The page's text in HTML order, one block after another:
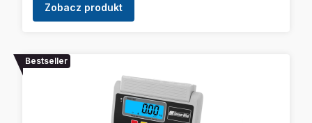
Zobacz produkt
Bestseller